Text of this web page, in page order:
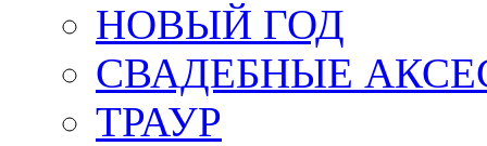
НОВЫЙ ГОД
СВАДЕБНЫЕ
ТРАУР